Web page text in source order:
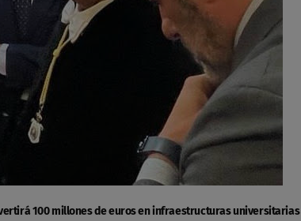
100 millones de euros en infraestructuras universitarias